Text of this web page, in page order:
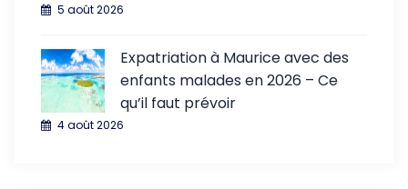
5 août 2026
Expatriation à Maurice avec des
enfants malades en 2026 – Ce
qu’il faut prévoir
4 août 2026